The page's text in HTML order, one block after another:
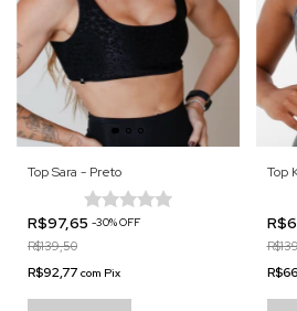
Top Sara - Preto
R$97,65 -30%OFF
R$139,50
R$92,77 com Pix
Top